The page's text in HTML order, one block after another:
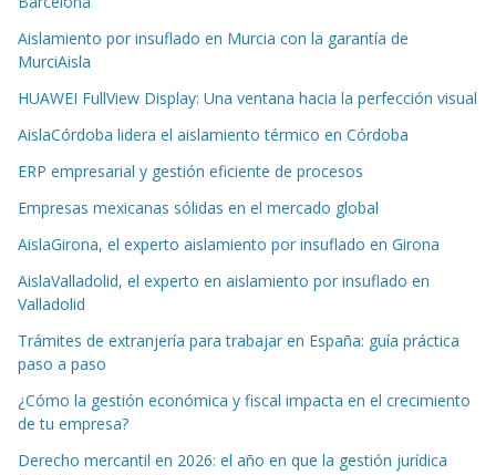
Aislamiento por insuflado en Murcia con la garantía de
MurciAisla
HUAWEI FullView Display: Una ventana hacia la perfección visual
AislaCórdoba lidera el aislamiento térmico en Córdoba
ERP empresarial y gestión eficiente de procesos
Empresas mexicanas sólidas en el mercado global
AislaGirona, el experto aislamiento por insuflado en Girona
AislaValladolid, el experto en aislamiento por insuflado en
Valladolid
Trámites de extranjería para trabajar en España: guía práctica
paso a paso
¿Cómo la gestión económica y fiscal impacta en el crecimiento
de tu empresa?
Derecho mercantil en 2026: el año en que la gestión jurídica